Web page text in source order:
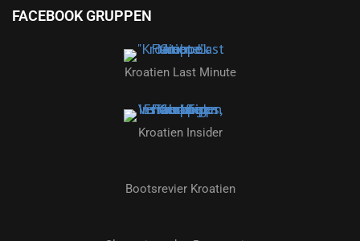
FACEBOOK GRUPPEN
Kroatien Last Minute
Kroatien Insider
Bootsrevier Kroatien